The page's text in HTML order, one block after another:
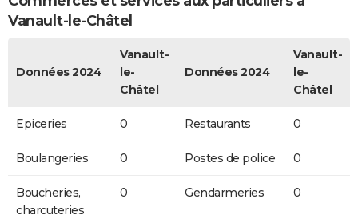
Vanault-le-Châtel
Données 2024
Vanault-
le-
Châtel
Données 2024
Vanault-
le-
Châtel
Epiceries 0 Restaurants 0
Boulangeries 0 Postes de police 0
Boucheries,
charcuteries
0 Gendarmeries 0